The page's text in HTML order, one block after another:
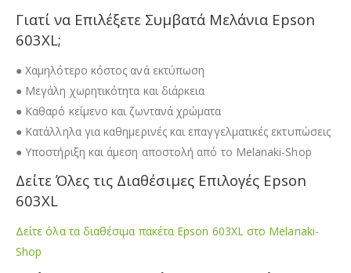
Γιατί να Επιλέξετε Συμβατά Μελάνια Epson
603XL;
● Χαμηλότερο κόστος ανά εκτύπωση
● Μεγάλη χωρητικότητα και διάρκεια
● Καθαρό κείμενο και ζωντανά χρώματα
● Κατάλληλα για καθημερινές και επαγγελματικές εκτυπώσεις
● Υποστήριξη και άμεση αποστολή από το Melanaki-Shop
Δείτε Όλες τις Διαθέσιμες Επιλογές Epson
603XL
Δείτε όλα τα διαθέσιμα πακέτα Epson 603XL στο Melanaki-
Shop